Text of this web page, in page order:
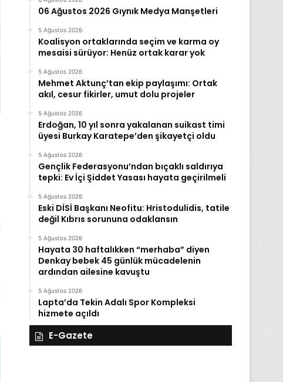
06 Ağustos 2026 Gıynık Medya Manşetleri
5 Ağustos 2026
Koalisyon ortaklarında seçim ve karma oy
mesaisi sürüyor: Henüz ortak karar yok
5 Ağustos 2026
Mehmet Aktunç’tan ekip paylaşımı: Ortak
akıl, cesur fikirler, umut dolu projeler
5 Ağustos 2026
Erdoğan, 10 yıl sonra yakalanan suikast timi
üyesi Burkay Karatepe’den şikayetçi oldu
5 Ağustos 2026
Gençlik Federasyonu’ndan bıçaklı saldırıya
tepki: Ev İçi Şiddet Yasası hayata geçirilmeli
5 Ağustos 2026
Eski DİSİ Başkanı Neofitu: Hristodulidis, tatile
değil Kıbrıs sorununa odaklansın
5 Ağustos 2026
Hayata 30 haftalıkken “merhaba” diyen
Denkay bebek 45 günlük mücadelenin
ardından ailesine kavuştu
5 Ağustos 2026
Lapta’da Tekin Adalı Spor Kompleksi
hizmete açıldı
E-Gazete